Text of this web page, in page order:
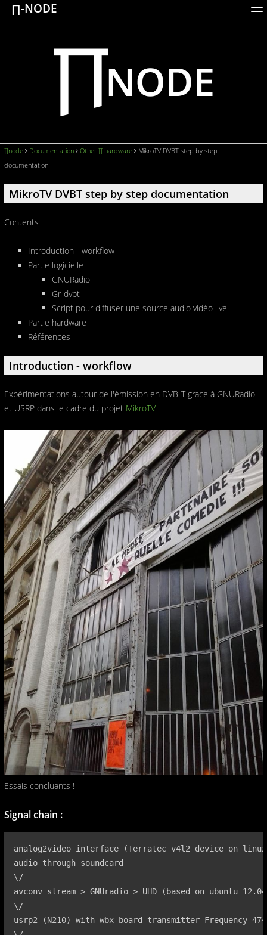
∏-NODE
ACTIONS WORKS DOCUMENTATION
BROADCASTS
∏node Documentation Other ∏ hardware
MikroTV DVBT step by step
documentation
MikroTV DVBT step by step documentation
Contents
Introduction - workflow
Partie logicielle
GNURadio
Gr-dvbt
Script pour diffuser une source audio vidéo live
Partie hardware
Références
Introduction - workflow
Expérimentations autour de l'émission en DVB-T grace à GNURadio
et USRP dans le cadre du projet MikroTV
Essais concluants !
Signal chain :
analog2video interface (Terratec v4l2 device on
audio through soundcard
\/
avconv stream > GNUradio > UHD (based on ubuntu
\/
usrp2 (N210) with wbx board transmitter Frequency 474